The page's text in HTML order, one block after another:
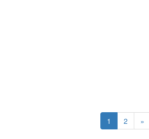
1 2 »